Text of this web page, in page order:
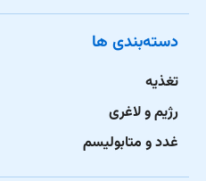
دسته‌بندی ها
تغذیه
رژیم و لاغری
غدد و متابولیسم